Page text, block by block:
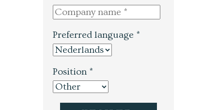
Preferred language *
Position *